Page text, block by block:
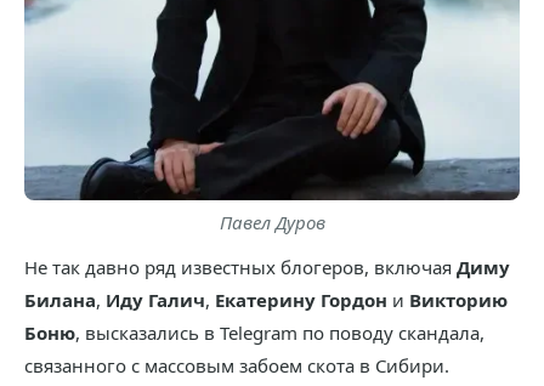
Павел Дуров
Не так давно ряд известных блогеров, включая Диму
Билана, Иду Галич, Екатерину Гордон и Викторию
Боню, высказались в Telegram по поводу скандала,
связанного с массовым забоем скота в Сибири.